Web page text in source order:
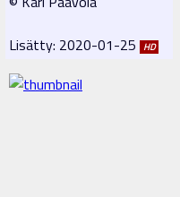
Lisätty: 2020-01-25 HD